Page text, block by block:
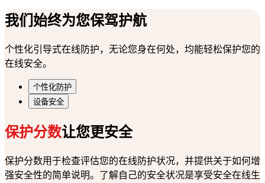
我们始终为您保驾护航
个性化引导式在线防护，无论您身在何处，均能轻松保护您的
在线安全。
个性化防护
设备安全
保护分数让您更安全
保护分数用于检查评估您的在线防护状况，并提供关于如何增
强安全性的简单说明。了解自己的安全状况是享受安全在线生